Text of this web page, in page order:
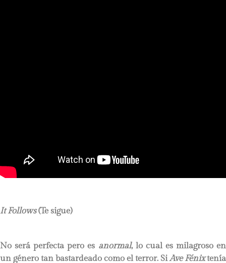
It Follows(Te sigue)
No será perfecta pero es anormal, lo cual es milagroso en
un género tan bastardeado como el terror. SiAve Fénixtenía